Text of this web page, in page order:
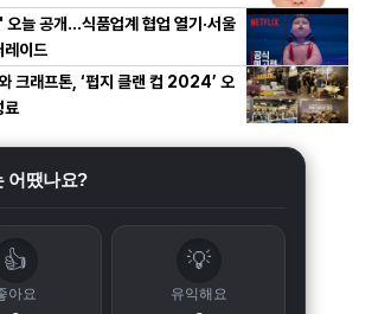
늘 공개…식품업계 협업 열기·서울
레이드
크래프톤, ‘펍지 클랜 컵 2024’ 오
료
어땠나요?
👍
아요
💡
유익해요